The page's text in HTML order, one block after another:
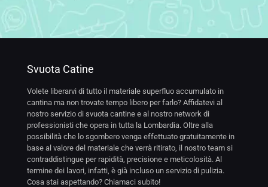
Svuota Catine
Volete liberarvi di tutto il materiale superfluo accumulato in
cantina ma non trovate tempo libero per farlo? Affidatevi al
nostro servizio di svuota cantine e al nostro network di
professionisti che opera in tutta la Lombardia. Oltre alla
possibilità che lo sgombero venga effettuato gratuitamente in
base al valore del materiale che verrà ritirato, il nostro team si
contraddistingue per rapidità, precisione e meticolosità. Al
termine dei lavori, infatti, è già incluso un servizio di pulizia.
Cosa stai aspettando? Chiamaci subito!